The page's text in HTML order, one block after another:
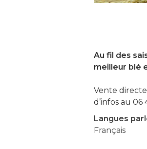
Au fil des
meilleur blé
Vente
d’infos au 06
Langues
Français